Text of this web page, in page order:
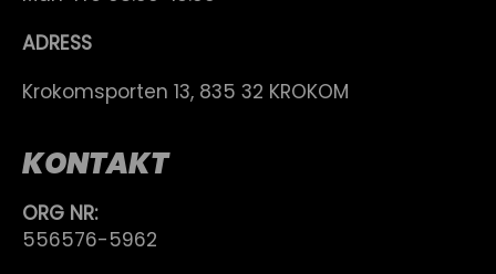
ADRESS
Krokomsporten 13, 835 32 KROKOM
KONTAKT
ORG NR:
556576-5962